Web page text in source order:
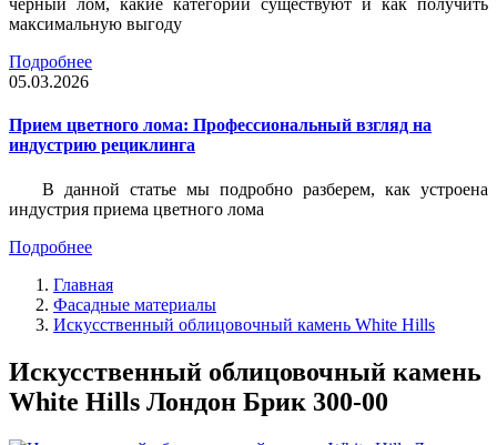
черный лом, какие категории существуют и как получить
максимальную выгоду
Подробнее
05.03.2026
Прием цветного лома: Профессиональный взгляд на
индустрию рециклинга
В данной статье мы подробно разберем, как устроена
индустрия приема цветного лома
Подробнее
Главная
Фасадные материалы
Искусственный облицовочный камень White Hills
Искусственный облицовочный камень
White Hills Лондон Брик 300-00